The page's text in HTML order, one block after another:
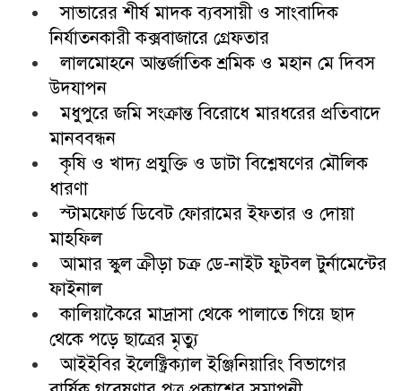
সাভারের শীর্ষ মাদক ব্যবসায়ী ও সাংবাদিক
নির্যাতনকারী কক্সবাজারে গ্রেফতার
লালমোহনে আন্তর্জাতিক শ্রমিক ও মহান মে দিবস
উদযাপন
মধুপুরে জমি সংক্রান্ত বিরোধে মারধরের প্রতিবাদে
মানববন্ধন
কৃষি ও খাদ্য প্রযুক্তি ও ডাটা বিশ্লেষণের মৌলিক
ধারণা
স্টামফোর্ড ডিবেট ফোরামের ইফতার ও দোয়া
মাহফিল
আমার স্কুল ক্রীড়া চক্র ডে-নাইট ফুটবল টুর্নামেন্টের
ফাইনাল
কালিয়াকৈরে মাদ্রাসা থেকে পালাতে গিয়ে ছাদ
থেকে পড়ে ছাত্রের মৃত্যু
আইইবির ইলেক্ট্রিক্যাল ইঞ্জিনিয়ারিং বিভাগের